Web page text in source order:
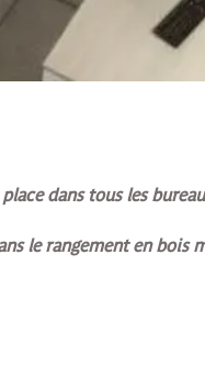
dans tous les
le rangement en